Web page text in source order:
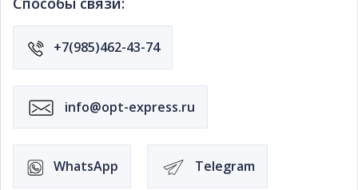
+7(985)462-43-74
info@opt-express.ru
WhatsApp Telegram